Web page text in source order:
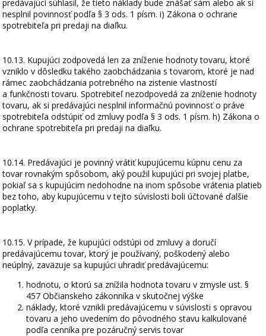
predávajúci súhlasil, že tieto náklady bude znášať sám alebo ak si
nesplnil povinnosť podľa § 3 ods. 1 písm. i) Zákona o ochrane
spotrebiteľa pri predaji na diaľku.
10.13. Kupujúci zodpovedá len za zníženie hodnoty tovaru, ktoré
vzniklo v dôsledku takého zaobchádzania s tovarom, ktoré je nad
rámec zaobchádzania potrebného na zistenie vlastností
a funkčnosti tovaru. Spotrebiteľ nezodpovedá za zníženie hodnoty
tovaru, ak si predávajúci nesplnil informačnú povinnosť o práve
spotrebiteľa odstúpiť od zmluvy podľa § 3 ods. 1 písm. h) Zákona o
ochrane spotrebiteľa pri predaji na diaľku.
10.14. Predávajúci je povinný vrátiť kupujúcemu kúpnu cenu za
tovar rovnakým spôsobom, aký použil kupujúci pri svojej platbe,
pokiaľ sa s kupujúcim nedohodne na inom spôsobe vrátenia platieb
bez toho, aby kupujúcemu v tejto súvislosti boli účtované ďalšie
poplatky.
10.15. V prípade, že kupujúci odstúpi od zmluvy a doručí
predávajúcemu tovar, ktorý je používaný, poškodený alebo
neúplný, zaväzuje sa kupujúci uhradiť predávajúcemu:
hodnotu, o ktorú sa znížila hodnota tovaru v zmysle ust. §
457 Občianskeho zákonníka v skutočnej výške
náklady, ktoré vznikli predávajúcemu v súvislosti s opravou
tovaru a jeho uvedením do pôvodného stavu kalkulované
podľa cenníka pre pozáručný servis tovar